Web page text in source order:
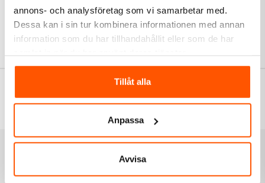
annons- och analysföretag som vi samarbetar med.
Dessa kan i sin tur kombinera informationen med annan
information som du har tillhandahållit eller som de har
Tillåt alla
Anpassa
Avvisa
Vi vill att det ska vara enkelt och säkert att handla elmaterial